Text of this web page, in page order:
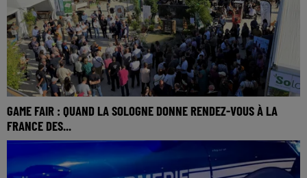
GAME FAIR : QUAND LA SOLOGNE DONNE RENDEZ-VOUS À LA
FRANCE DES...